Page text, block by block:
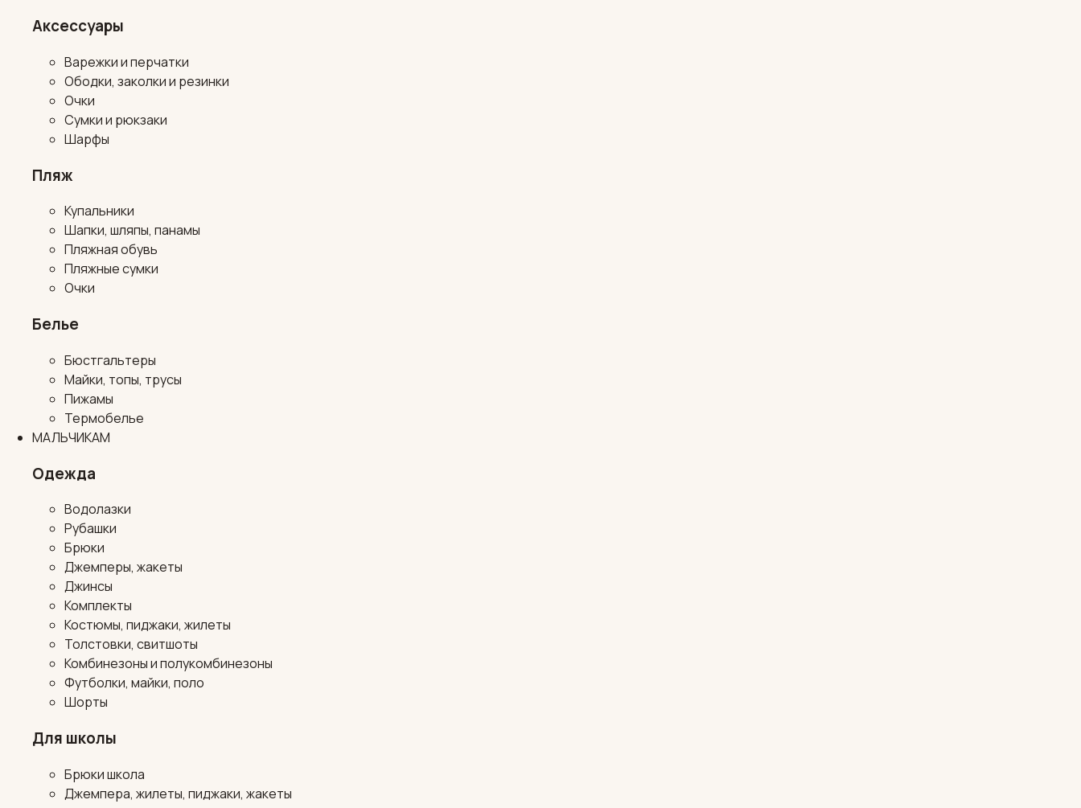
Аксессуары
Варежки и перчатки
Ободки, заколки и резинки
Очки
Сумки и рюкзаки
Шарфы
Пляж
Купальники
Шапки, шляпы, панамы
Пляжная обувь
Пляжные сумки
Очки
Белье
Бюстгальтеры
Майки, топы, трусы
Пижамы
Термобелье
МАЛЬЧИКАМ
Одежда
Водолазки
Рубашки
Брюки
Джемперы, жакеты
Джинсы
Комплекты
Костюмы, пиджаки, жилеты
Толстовки, свитшоты
Комбинезоны и полукомбинезоны
Футболки, майки, поло
Шорты
Для школы
Брюки школа
Джемпера, жилеты, пиджаки, жакеты